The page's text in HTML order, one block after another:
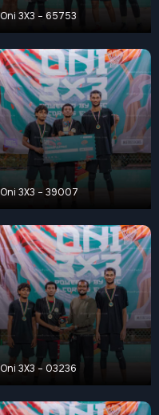
Oni 3X3 – 65753
Oni 3X3 – 39007
Oni 3X3 – 03236